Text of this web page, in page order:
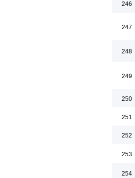
246
247
248
249
250
251
252
253
254